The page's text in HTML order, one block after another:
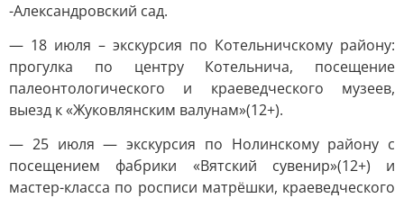
-Александровский сад.
— 18 июля – экскурсия по Котельничскому району:
прогулка по центру Котельнича, посещение
палеонтологического и краеведческого музеев,
выезд к «Жуковлянским валунам»(12+).
— 25 июля — экскурсия по Нолинскому району с
посещением фабрики «Вятский сувенир»(12+) и
мастер-класса по росписи матрёшки, краеведческого